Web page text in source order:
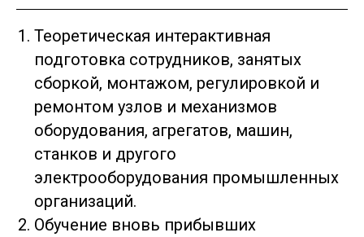
Теоретическая интерактивная
подготовка сотрудников, занятых
сборкой, монтажом, регулировкой и
ремонтом узлов и механизмов
оборудования, агрегатов, машин,
станков и другого
электрооборудования промышленных
организаций.
Обучение вновь прибывших